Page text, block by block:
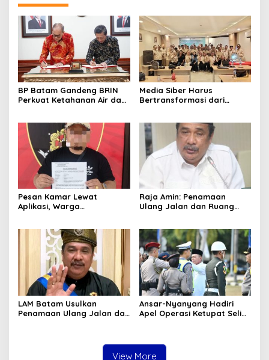
BP Batam Gandeng BRIN
Perkuat Ketahanan Air dan
Media Siber Harus
Bertransformasi dari
Pesan Kamar Lewat
Aplikasi, Warga
Raja Amin: Penamaan
Ulang Jalan dan Ruang
LAM Batam Usulkan
Penamaan Ulang Jalan dan
Ansar-Nyanyang Hadiri
Apel Operasi Ketupat Seligi
View More